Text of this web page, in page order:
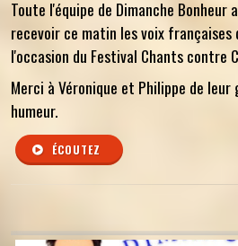
Toute l'équipe de Dimanche Bonheur
recevoir ce matin les voix françaises
l'occasion du Festival Chants contre
Merci à Véronique et Philippe de
humeur.
ÉCOUTEZ